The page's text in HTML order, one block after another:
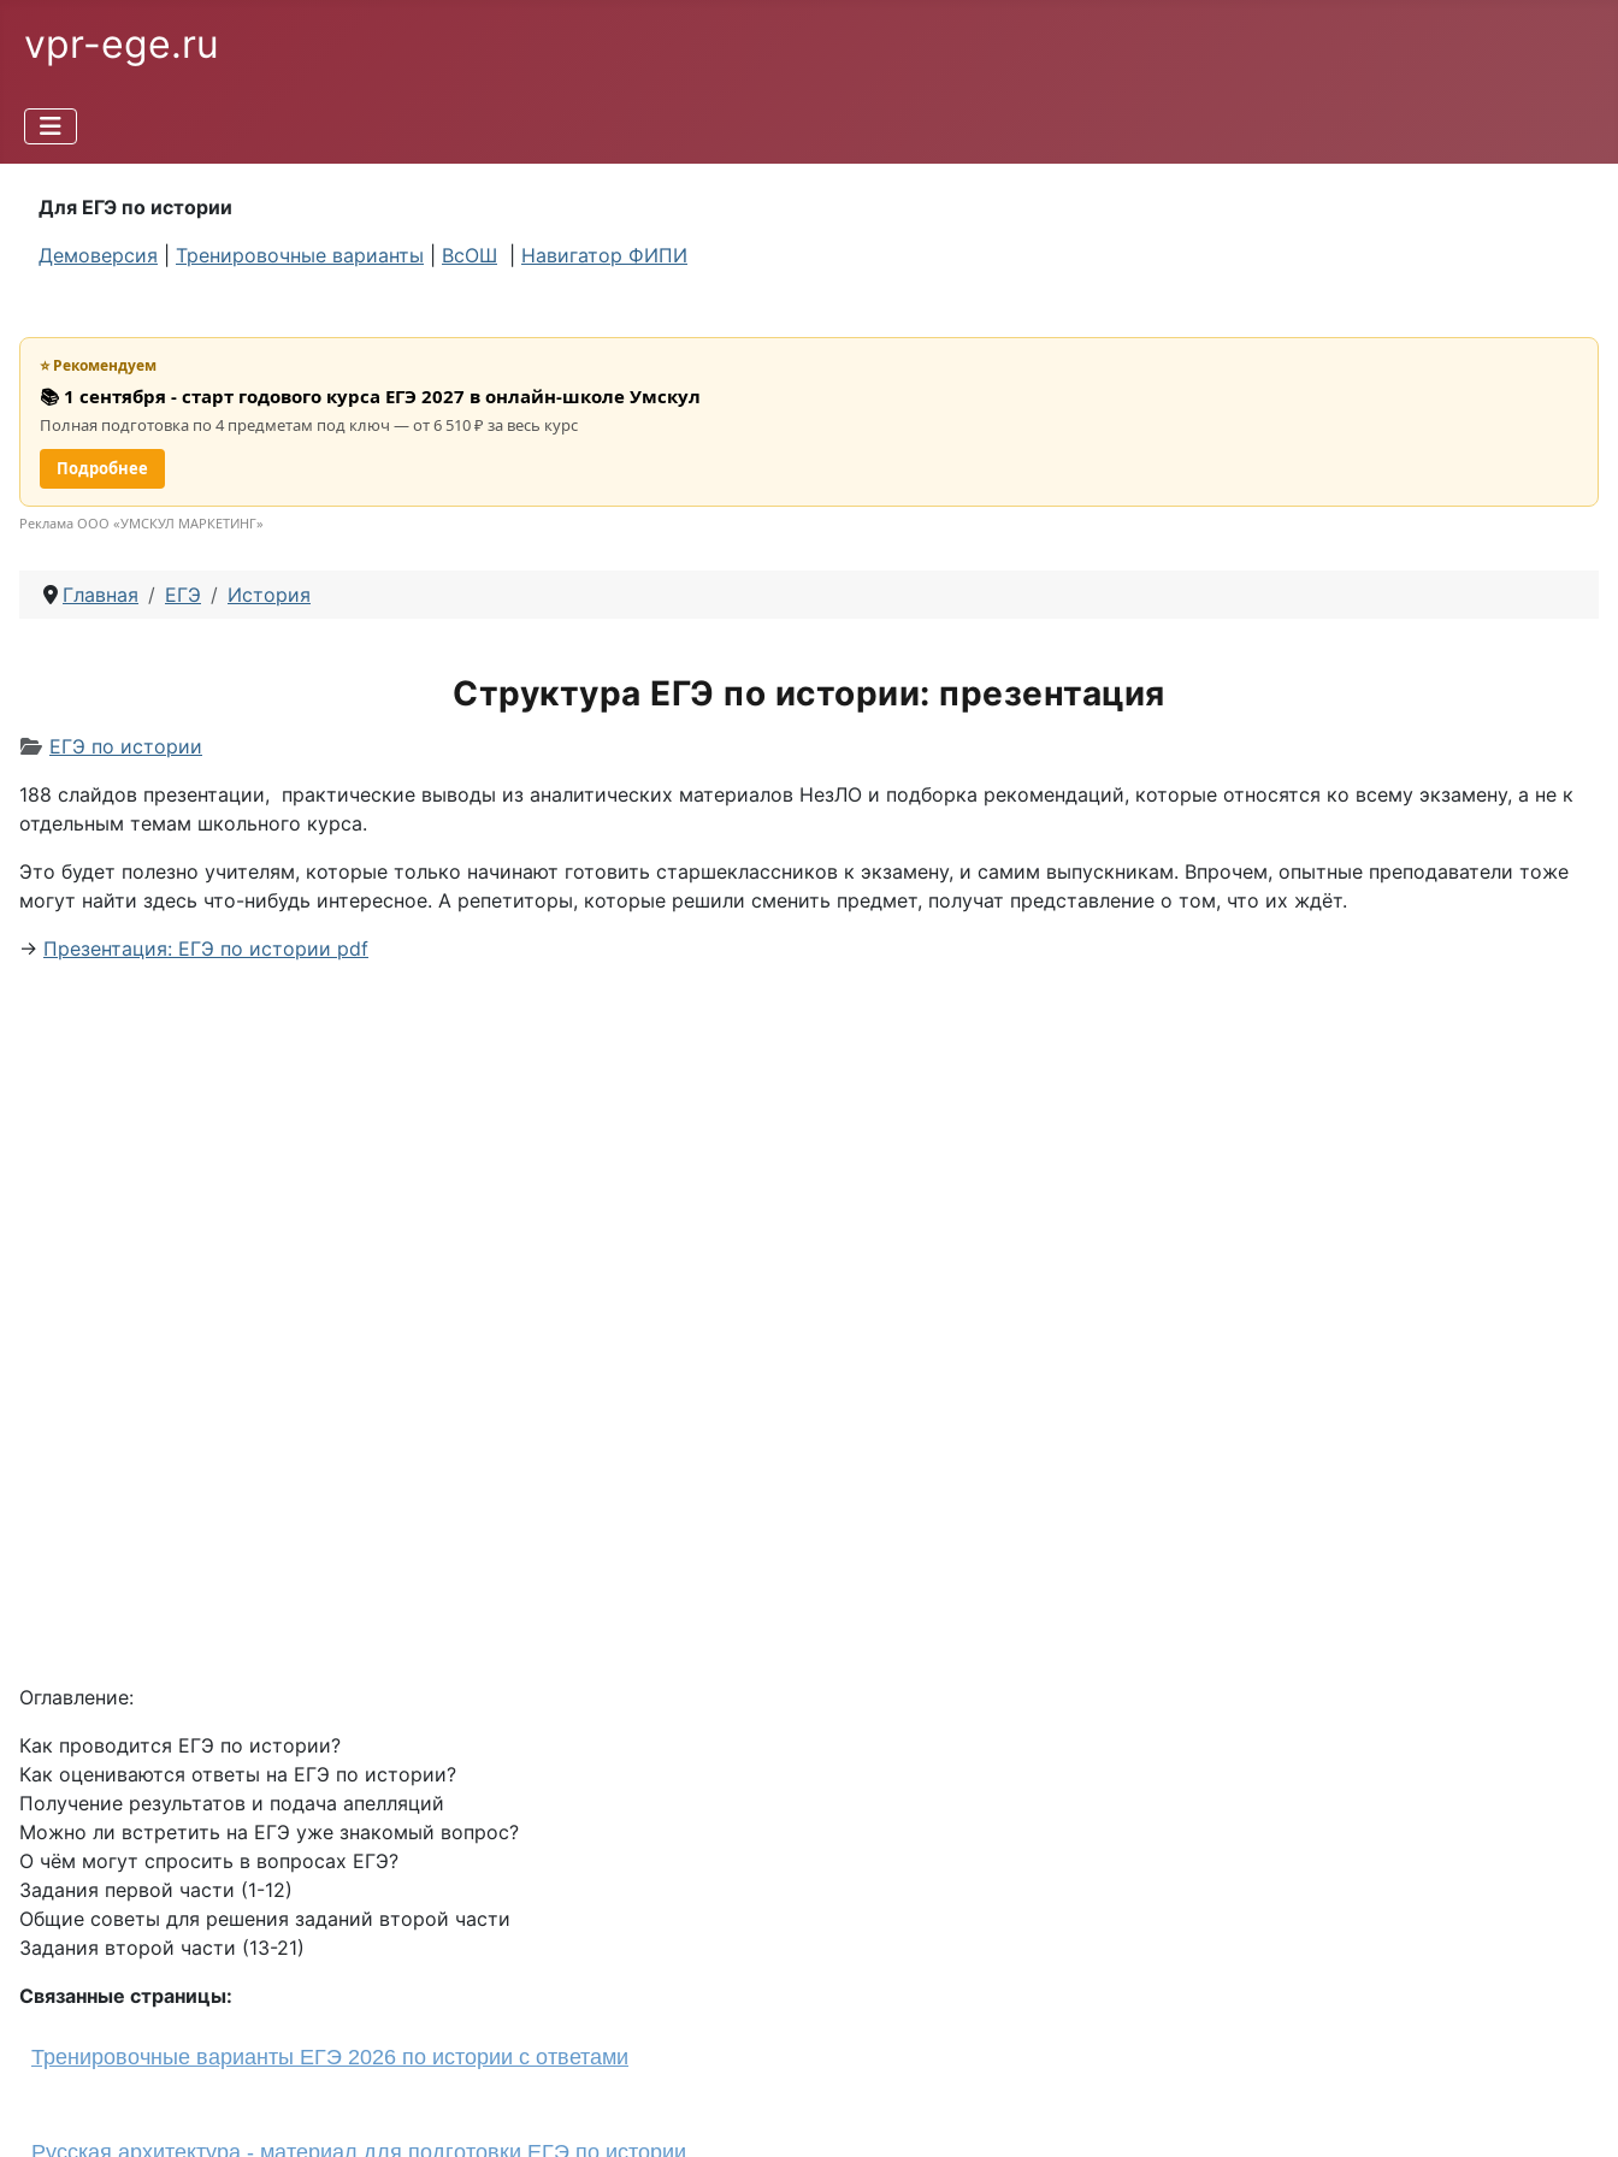
vpr-ege.ru
Для ЕГЭ по истории
Демоверсия
Тренировочные варианты ВсОШ Навигатор ФИПИ
⭐ Рекомендуем
📚 1 сентября - старт годового курса ЕГЭ 2027 в онлайн-школе Умскул
Полная подготовка по 4 предметам под ключ — от 6 510 ₽ за весь курс
Подробнее
Реклама ООО «УМСКУЛ МАРКЕТИНГ»
Главная ЕГЭ История
Cтруктура ЕГЭ по истории: презентация
Информация о материале
ЕГЭ по истории
188 слайдов презентации, практические выводы из аналитических материалов НезЛО и подборка рекомендаций, которые относятся ко всему экзамену, а не к
отдельным темам школьного курса.
Это будет полезно учителям, которые только начинают готовить старшеклассников к экзамену, и самим выпускникам. Впрочем, опытные преподаватели тоже
могут найти здесь что-нибудь интересное. А репетиторы, которые решили сменить предмет, получат представление о том, что их ждёт.
→ Презентация: ЕГЭ по истории pdf
Оглавление:
Как проводится ЕГЭ по истории?
Как оцениваются ответы на ЕГЭ по истории?
Получение результатов и подача апелляций
Можно ли встретить на ЕГЭ уже знакомый вопрос?
О чём могут спросить в вопросах ЕГЭ?
Задания первой части (1-12)
Общие советы для решения заданий второй части
Задания второй части (13-21)
Связанные страницы:
Тренировочные варианты ЕГЭ 2026 по истории с ответами
Русская архитектура - материал для подготовки ЕГЭ по истории